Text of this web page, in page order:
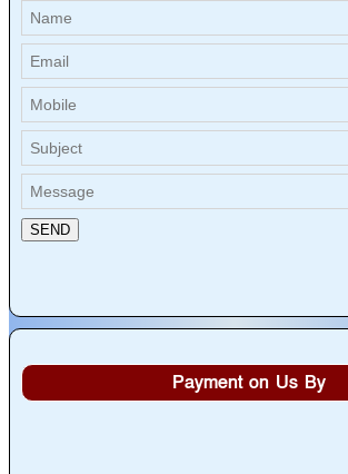
Payment on Us By